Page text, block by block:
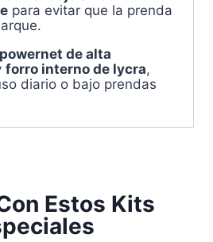
para evitar que la prenda
powernet de alta
forro interno de lycra,
diario o bajo prendas
Estos Kits